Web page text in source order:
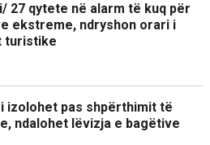
27 qytete në alarm të kuq për
ekstreme, ndryshon orari i
turistike
izolohet pas shpërthimit të
ndalohet lëvizja e bagëtive